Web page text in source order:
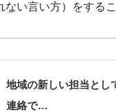
ない言い方）をする
地域の新しい担当とし
連絡で…